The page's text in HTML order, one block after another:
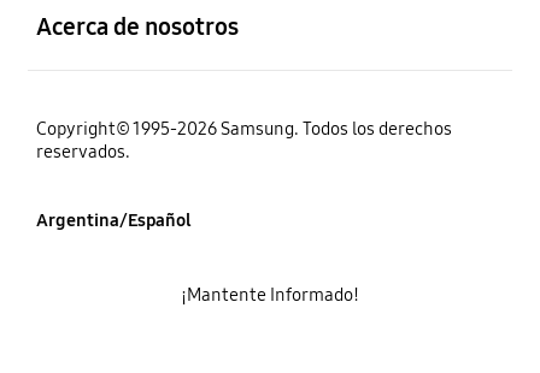
Acerca de nosotros
Copyright© 1995-2026 Samsung. Todos los derechos
reservados.
Argentina/Español
¡Mantente Informado!